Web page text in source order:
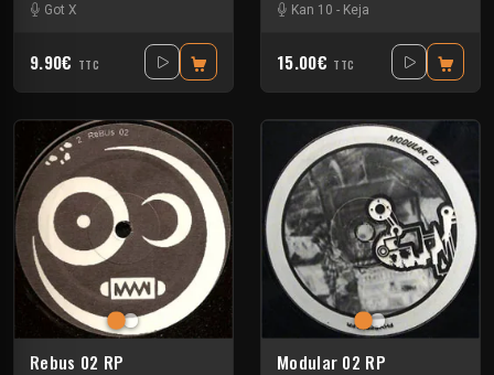
Got X
9.90€ TTC
Kan 10 - Keja
15.00€ TTC
Rebus 02 RP Modular 02 RP